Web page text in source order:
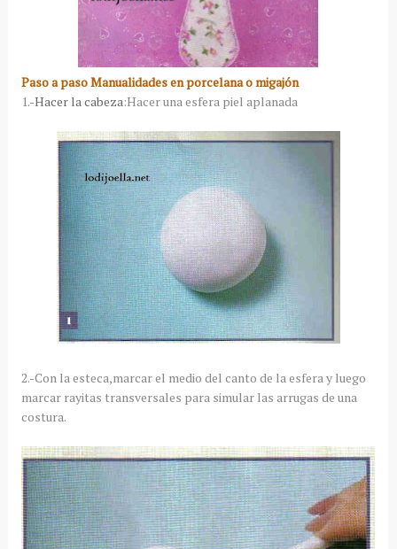
Paso a paso Manualidades en porcelana o migajón
1.-Hacer la cabeza:Hacer una esfera piel aplanada
2.-Con la esteca,marcar el medio del canto de la esfera y luego
marcar rayitas transversales para simular las arrugas de una
costura.